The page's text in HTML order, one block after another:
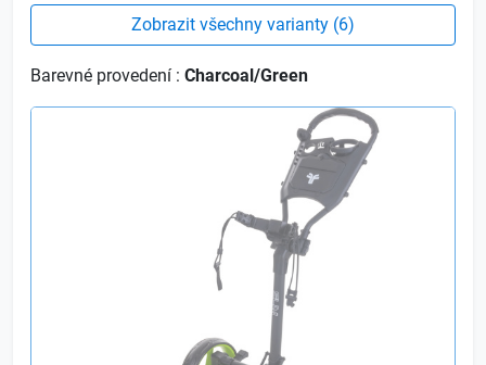
Zobrazit všechny varianty (6)
Barevné provedení : Charcoal/Green